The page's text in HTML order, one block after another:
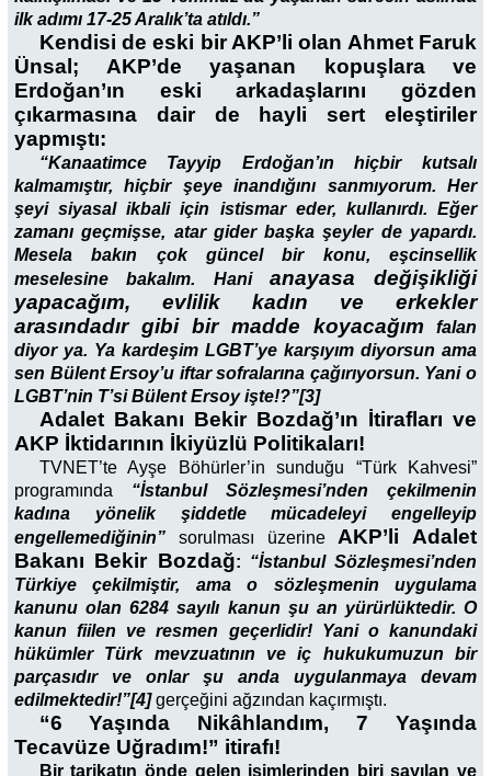
ilk adımı 17-25 Aralık’ta atıldı.”
Kendisi de eski bir AKP’li olan Ahmet Faruk
Ünsal; AKP’de yaşanan kopuşlara ve
Erdoğan’ın eski arkadaşlarını gözden
çıkarmasına dair de hayli sert eleştiriler
yapmıştı:
“Kanaatimce Tayyip Erdoğan’ın hiçbir kutsalı
kalmamıştır, hiçbir şeye inandığını sanmıyorum. Her
şeyi siyasal ikbali için istismar eder, kullanırdı. Eğer
zamanı geçmişse, atar gider başka şeyler de yapardı.
Mesela bakın çok güncel bir konu, eşcinsellik
meselesine bakalım. Hani anayasa değişikliği
yapacağım, evlilik kadın ve erkekler
arasındadır gibi bir madde koyacağım falan
diyor ya. Ya kardeşim LGBT’ye karşıyım diyorsun ama
sen Bülent Ersoy’u iftar sofralarına çağırıyorsun. Yani o
LGBT’nin T’si Bülent Ersoy işte!?”[3]
Adalet Bakanı Bekir Bozdağ’ın İtirafları ve
AKP İktidarının İkiyüzlü Politikaları!
TVNET’te Ayşe Böhürler’in sunduğu “Türk Kahvesi”
programında
“İstanbul Sözleşmesi’nden çekilmenin
kadına yönelik şiddetle mücadeleyi engelleyip
engellemediğinin”
sorulması üzerine
AKP’li Adalet
Bakanı Bekir Bozdağ: “İstanbul Sözleşmesi’nden
Türkiye çekilmiştir, ama o sözleşmenin uygulama
kanunu olan 6284 sayılı kanun şu an yürürlüktedir. O
kanun fiilen ve resmen geçerlidir! Yani o kanundaki
hükümler Türk mevzuatının ve iç hukukumuzun bir
parçasıdır ve onlar şu anda uygulanmaya devam
edilmektedir!”[4]gerçeğini ağzından kaçırmıştı.
“6 Yaşında Nikâhlandım, 7 Yaşında
Tecavüze Uğradım!” itirafı!
Bir tarikatın önde gelen isimlerinden biri sayılan ve